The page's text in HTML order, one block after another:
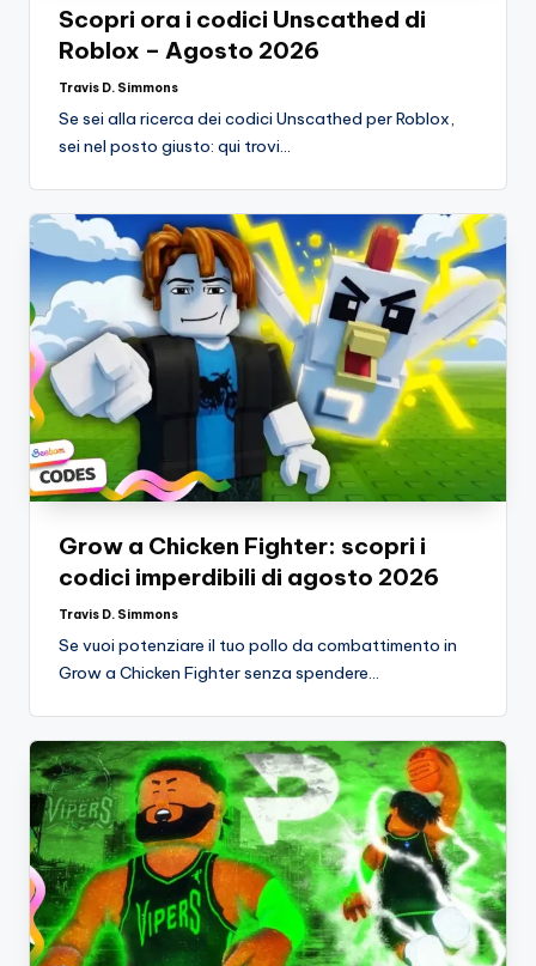
l
o
g
d
e
i
V
e
s
si
o
n
a
ti
d
Giochi,
Recensioni
Dettagliate,
Guide
Mondo
Dei
Giochi.
Scopri ora i codici Unscathed di
Roblox – Agosto 2026
Posted
Travis D. Simmons
Se sei alla ricerca dei codici Unscathed per Roblox,
sei nel posto giusto: qui trovi…
Grow a Chicken Fighter: scopri i
codici imperdibili di agosto 2026
Posted
Travis D. Simmons
Se vuoi potenziare il tuo pollo da combattimento in
Grow a Chicken Fighter senza spendere…